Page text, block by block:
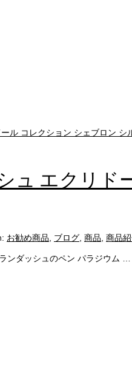
ュ エクリド
お勧め商品, ブログ, 商品, 商品
ンダッシュのペン パラジウム …